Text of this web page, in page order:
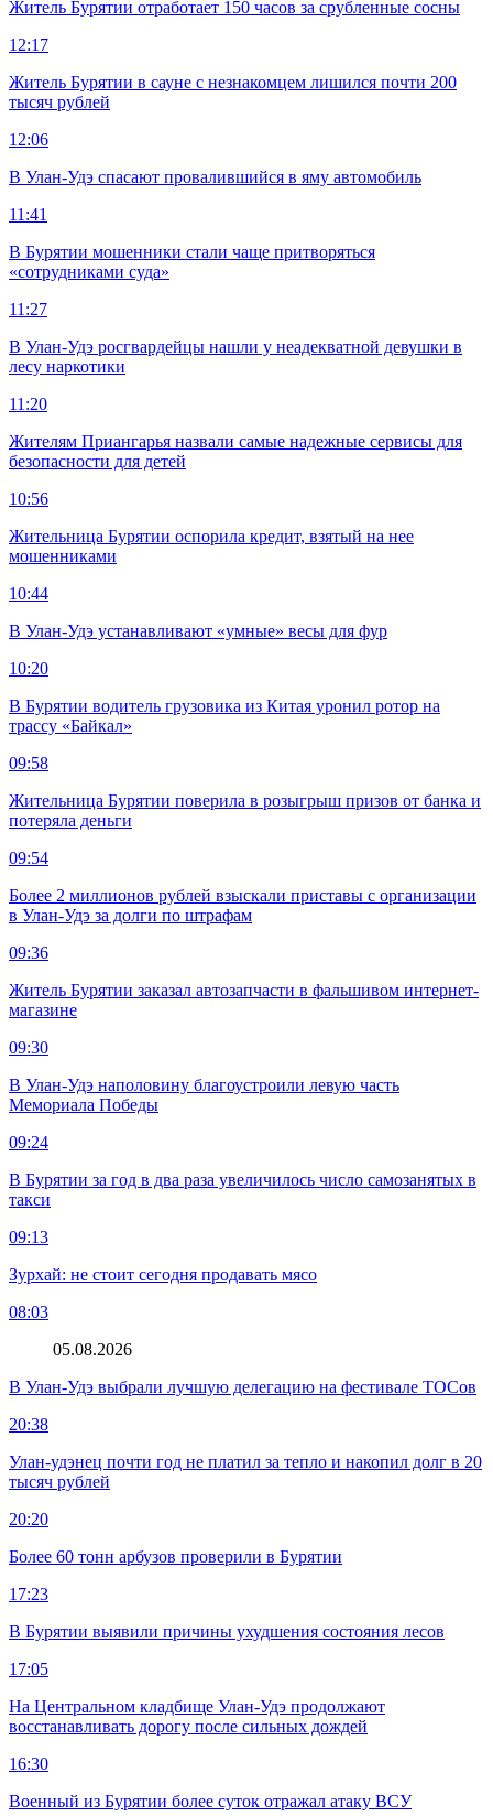
Житель Бурятии отработает 150 часов за срубленные сосны
12:17
Житель Бурятии в сауне с незнакомцем лишился почти 200
тысяч рублей
12:06
В Улан-Удэ спасают провалившийся в яму автомобиль
11:41
В Бурятии мошенники стали чаще притворяться
«сотрудниками суда»
11:27
В Улан-Удэ росгвардейцы нашли у неадекватной девушки в
лесу наркотики
11:20
Жителям Приангарья назвали самые надежные сервисы для
безопасности для детей
10:56
Жительница Бурятии оспорила кредит, взятый на нее
мошенниками
10:44
В Улан-Удэ устанавливают «умные» весы для фур
10:20
В Бурятии водитель грузовика из Китая уронил ротор на
трассу «Байкал»
09:58
Жительница Бурятии поверила в розыгрыш призов от банка и
потеряла деньги
09:54
Более 2 миллионов рублей взыскали приставы с организации
в Улан-Удэ за долги по штрафам
09:36
Житель Бурятии заказал автозапчасти в фальшивом интернет-
магазине
09:30
В Улан-Удэ наполовину благоустроили левую часть
Мемориала Победы
09:24
В Бурятии за год в два раза увеличилось число самозанятых в
такси
09:13
Зурхай: не стоит сегодня продавать мясо
08:03
05.08.2026
В Улан-Удэ выбрали лучшую делегацию на фестивале ТОСов
20:38
Улан-удэнец почти год не платил за тепло и накопил долг в 20
тысяч рублей
20:20
Более 60 тонн арбузов проверили в Бурятии
17:23
В Бурятии выявили причины ухудшения состояния лесов
17:05
На Центральном кладбище Улан-Удэ продолжают
восстанавливать дорогу после сильных дождей
16:30
Военный из Бурятии более суток отражал атаку ВСУ